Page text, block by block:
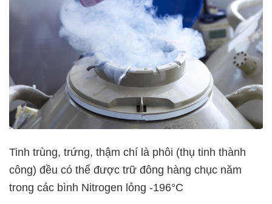
Tinh trùng, trứng, thậm chí là phôi (thụ tinh thành
công) đều có thể được trữ đông hàng chục năm
trong các bình Nitrogen lỏng -196°C